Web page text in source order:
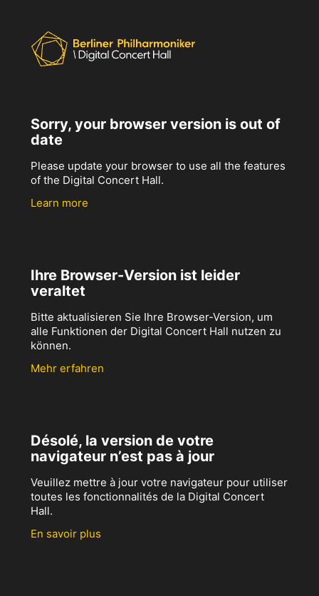
Sorry, your browser version is out of
date
Please update your browser to use all the features
of the Digital Concert Hall.
Learn more
Ihre Browser-Version ist leider
veraltet
Bitte aktualisieren Sie Ihre Browser-Version, um
alle Funktionen der Digital Concert Hall nutzen zu
können.
Mehr erfahren
Désolé, la version de votre
navigateur n’est pas à jour
Veuillez mettre à jour votre navigateur pour utiliser
toutes les fonctionnalités de la Digital Concert
Hall.
En savoir plus